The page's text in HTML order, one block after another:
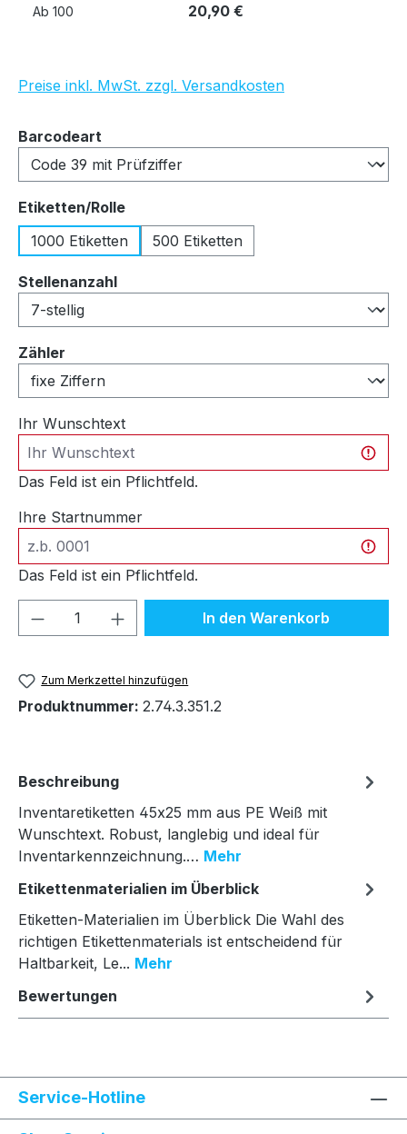
Ab 100 20,90 €
Preise inkl. MwSt. zzgl. Versandkosten
Barcodeart
Etiketten/Rolleauswählen
1000 Etiketten
500 Etiketten
Stellenanzahlauswählen
Zähler
Ihr Wunschtext
Das Feld ist ein Pflichtfeld.
Ihre Startnummer
Das Feld ist ein Pflichtfeld.
Produkt Anzahl: Gib denIn den Warenkorb
Zum Merkzettel hinzufügen
Produktnummer: 2.74.3.351.2
Beschreibung
Inventaretiketten 45x25 mm aus PE Weiß mit
Wunschtext. Robust, langlebig und ideal für
Inventarkennzeichnung.… Mehr
Etikettenmaterialien im Überblick
Etiketten-Materialien im Überblick Die Wahl des
richtigen Etikettenmaterials ist entscheidend für
Haltbarkeit, Le... Mehr
Bewertungen
Service-Hotline